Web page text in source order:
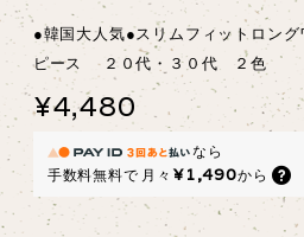
●韓国大人気●スリムフィットロング
ピース ２０代・３０代 ２色
¥4,480
なら
手数料無料で 月々 ¥1,490から